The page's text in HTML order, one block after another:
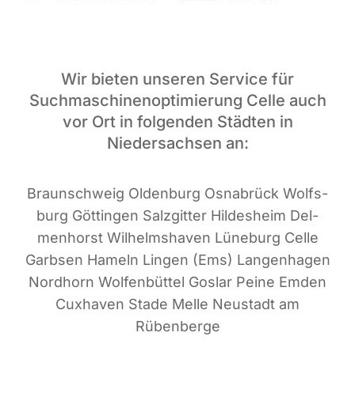
Wir bieten unseren Service für
Suchmaschinenoptimierung Celle auch
vor Ort in folgenden Städten in
Niedersachsen an:
Braun­schweig Olden­burg Osna­brück Wolfs­
burg Göt­tin­gen Salz­git­ter Hil­des­heim Del­
men­horst Wil­helms­ha­ven Lüne­burg Cel­le
Garb­sen Hameln Lin­gen (Ems) Lan­gen­ha­gen
Nord­horn Wol­fen­büt­tel Gos­lar Pei­ne Emden
Cux­ha­ven Sta­de Mel­le Neu­stadt am
Rübenberge